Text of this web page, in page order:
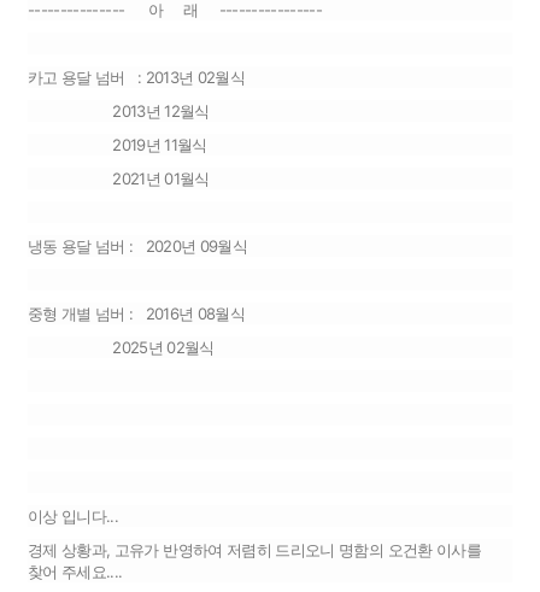
--------------- 아 래 ----------------
카고 용달 넘버 : 2013년 02월식
2013년 12월식
2019년 11월식
2021년 01월식
냉동 용달 넘버 : 2020년 09월식
중형 개별 넘버 : 2016년 08월식
2025년 02월식
이상 입니다...
경제 상황과, 고유가 반영하여 저렴히 드리오니 명함의 오건환 이사를
찾어 주세요....